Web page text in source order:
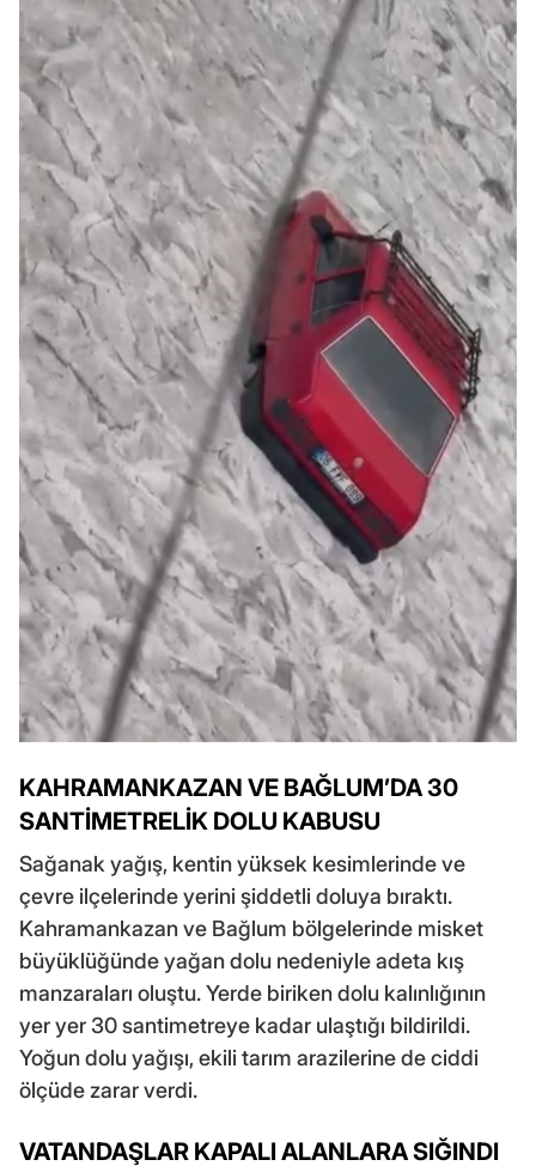
KAHRAMANKAZAN VE BAĞLUM’DA 30
SANTİMETRELİK DOLU KABUSU
Sağanak yağış, kentin yüksek kesimlerinde ve
çevre ilçelerinde yerini şiddetli doluya bıraktı.
Kahramankazan ve Bağlum bölgelerinde misket
büyüklüğünde yağan dolu nedeniyle adeta kış
manzaraları oluştu. Yerde biriken dolu kalınlığının
yer yer 30 santimetreye kadar ulaştığı bildirildi.
Yoğun dolu yağışı, ekili tarım arazilerine de ciddi
ölçüde zarar verdi.
VATANDAŞLAR KAPALI ALANLARA SIĞINDI